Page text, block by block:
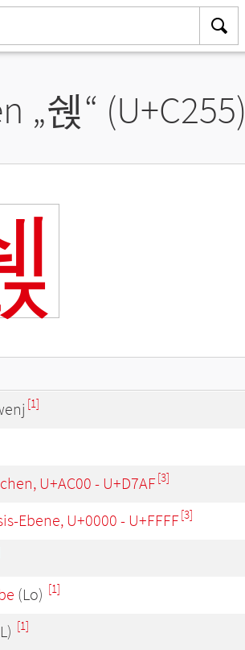
„쉕“ (U+C255)
[1]
U+AC00 - U+D7AF[3]
Ebene, U+0000 - U+FFFF[3]
(Lo) [1]
[1]